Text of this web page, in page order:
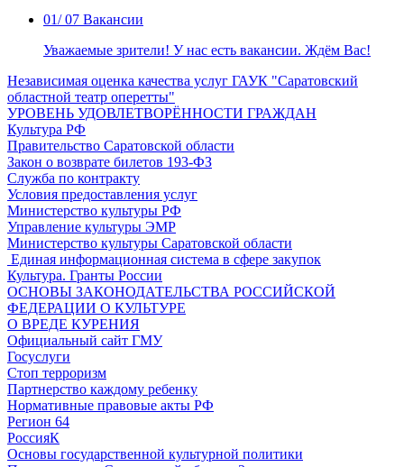
01/ 07 Вакансии
Уважаемые зрители! У нас есть вакансии. Ждём Вас!
Независимая оценка качества услуг ГАУК "Саратовский
областной театр оперетты"
УРОВЕНЬ УДОВЛЕТВОРЁННОСТИ ГРАЖДАН
Культура РФ
Правительство Саратовской области
Закон о возврате билетов 193-ФЗ
Служба по контракту
Условия предоставления услуг
Министерство культуры РФ
Управление культуры ЭМР
Министерство культуры Саратовской области
Единая информационная система в сфере закупок
Культура. Гранты России
ОСНОВЫ ЗАКОНОДАТЕЛЬСТВА РОССИЙСКОЙ
ФЕДЕРАЦИИ О КУЛЬТУРЕ
О ВРЕДЕ КУРЕНИЯ
Официальный сайт ГМУ
Госуслуги
Стоп терроризм
Партнерство каждому ребенку
Нормативные правовые акты РФ
Регион 64
РоссияК
Основы государственной культурной политики